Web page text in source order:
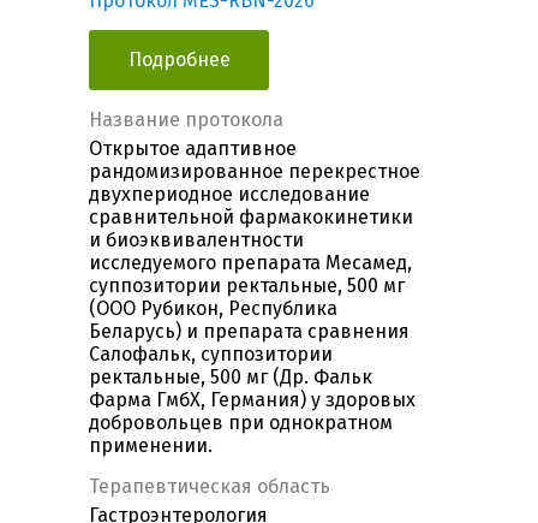
Подробнее
Название протокола
Открытое адаптивное
рандомизированное перекрестное
двухпериодное исследование
сравнительной фармакокинетики
и биоэквивалентности
исследуемого препарата Месамед,
суппозитории ректальные, 500 мг
(ООО Рубикон, Республика
Беларусь) и препарата сравнения
Салофальк, суппозитории
ректальные, 500 мг (Др. Фальк
Фарма ГмбХ, Германия) у здоровых
добровольцев при однократном
применении.
Терапевтическая область
Гастроэнтерология